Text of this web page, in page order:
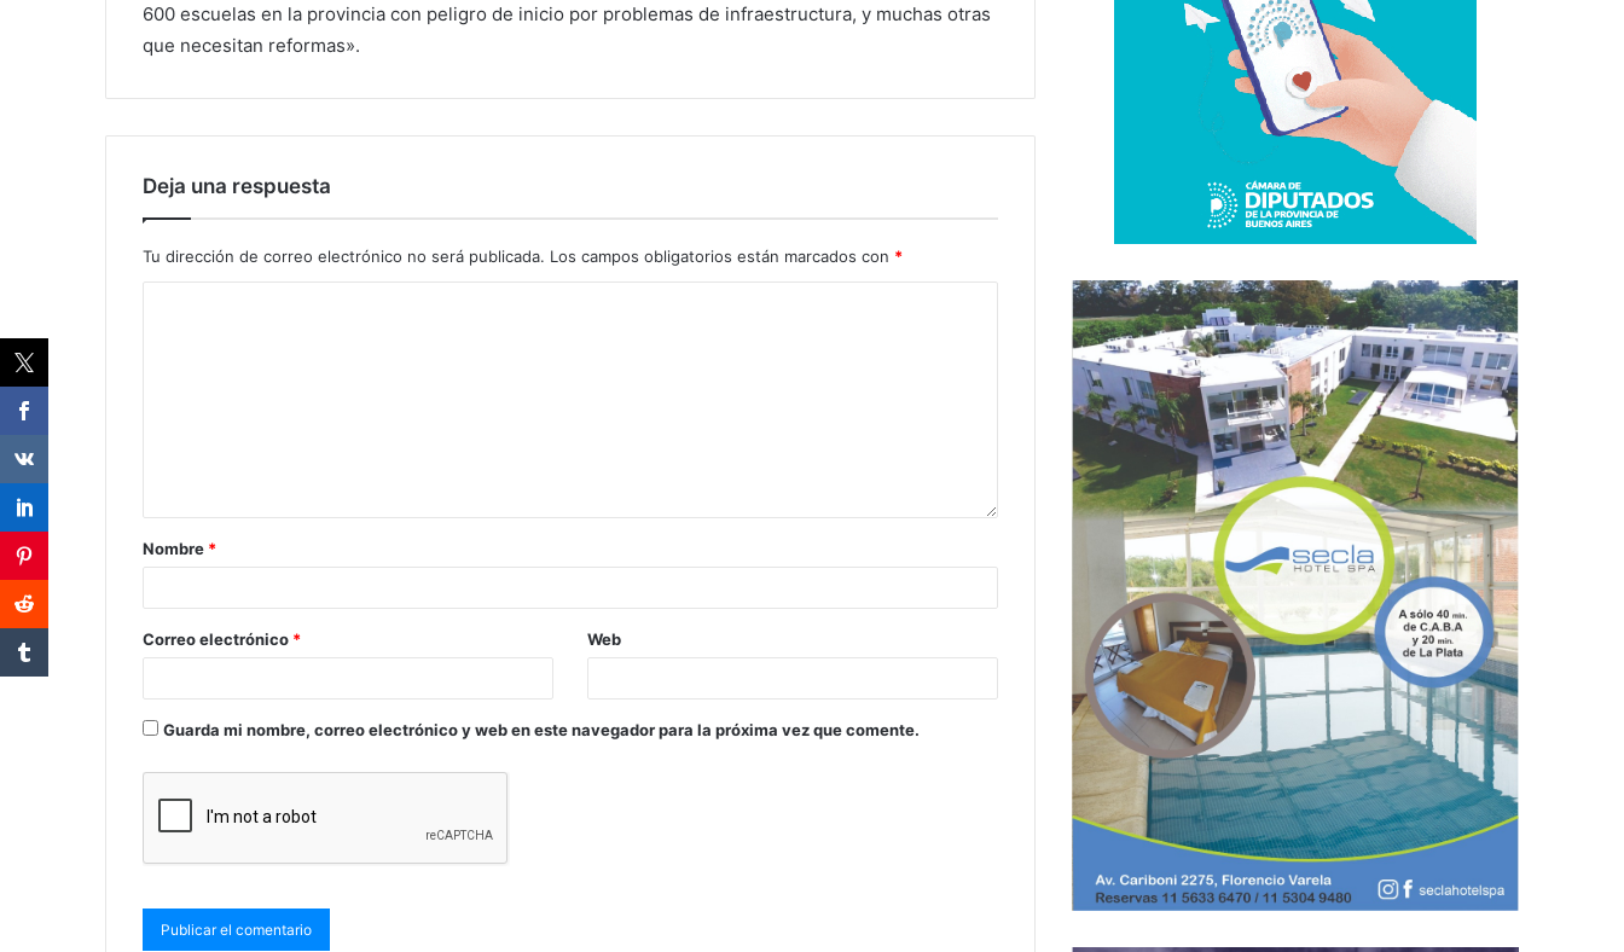
600 escuelas en la provincia con peligro de inicio por problemas de infraestructura, y muchas otras
que necesitan reformas».
Deja una respuesta
Tu dirección de correo electrónico no será publicada. Los campos obligatorios están marcados con *
Nombre *
Correo electrónico * Web
Guarda mi nombre, correo electrónico y web en este navegador para la próxima vez que comente.